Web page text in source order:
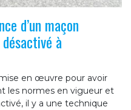
d’un maçon
à
en œuvre pour avoir
les normes en vigueur et
il y a une technique